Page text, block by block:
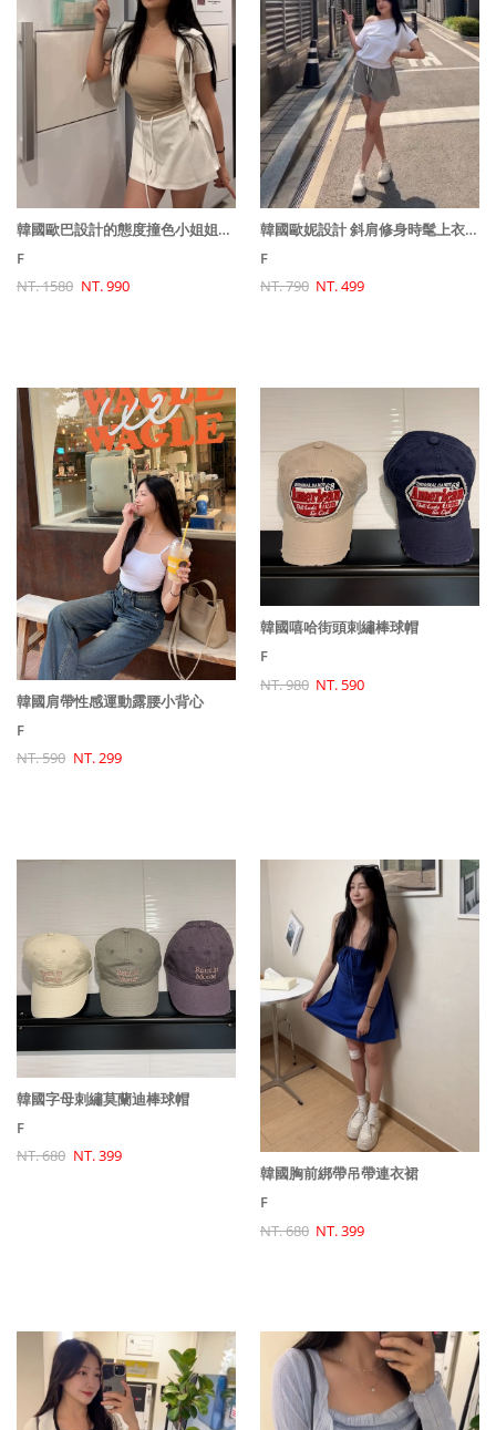
韓國歐巴設計的態度撞色小姐姐套裝(外套+裙子)
F
NT. 1580 NT. 990
韓國歐妮設計 斜肩修身時髦上衣(下擺收緊)
F
NT. 790 NT. 499
韓國肩帶性感運動露腰小背心
F
NT. 590 NT. 299
韓國嘻哈街頭刺繡棒球帽
F
NT. 980 NT. 590
韓國字母刺繡莫蘭迪棒球帽
F
NT. 680 NT. 399
韓國胸前綁帶吊帶連衣裙
F
NT. 680 NT. 399